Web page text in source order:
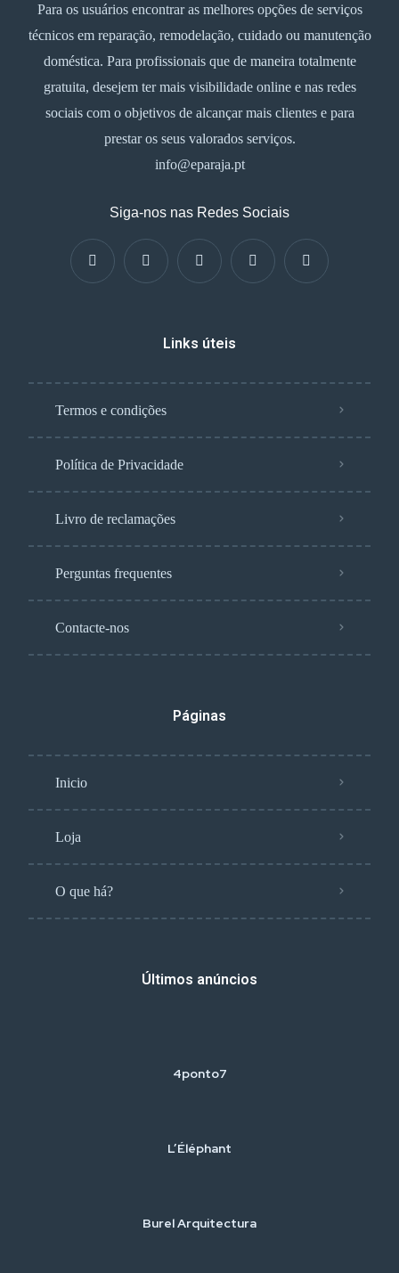
Para os usuários encontrar as melhores opções de serviços
técnicos em reparação, remodelação, cuidado ou manutenção
doméstica. Para profissionais que de maneira totalmente
gratuita, desejem ter mais visibilidade online e nas redes
sociais com o objetivos de alcançar mais clientes e para
prestar os seus valorados serviços.
info@eparaja.pt
Siga-nos nas Redes Sociais
Links úteis
Termos e condições
Política de Privacidade
Livro de reclamações
Perguntas frequentes
Contacte-nos
Páginas
Inicio
Loja
O que há?
Últimos anúncios
4ponto7
L’Éléphant
Burel Arquitectura